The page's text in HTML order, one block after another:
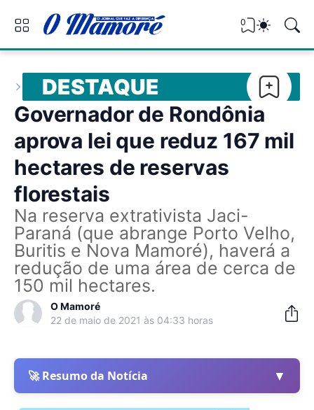
0
DESTAQUE
Governador de Rondônia
aprova lei que reduz 167 mil
hectares de reservas
florestais
Na reserva extrativista Jaci-
Paraná (que abrange Porto Velho,
Buritis e Nova Mamoré), haverá a
redução de uma área de cerca de
150 mil hectares.
O Mamoré
22 de maio de 2021 às 04:33 horas
🚀 Resumo da Notícia ▼